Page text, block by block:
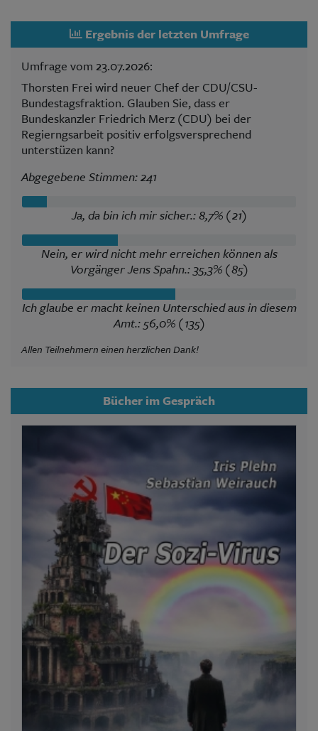
Ergebnis der letzten Umfrage
Umfrage vom 23.07.2026:
Thorsten Frei wird neuer Chef der CDU/CSU-
Bundestagsfraktion. Glauben Sie, dass er
Bundeskanzler Friedrich Merz (CDU) bei der
Regierngsarbeit positiv erfolgsversprechend
unterstüzen kann?
Abgegebene Stimmen: 241
Ja, da bin ich mir sicher.: 8,7% (21)
Nein, er wird nicht mehr erreichen können als
Vorgänger Jens Spahn.: 35,3% (85)
Ich glaube er macht keinen Unterschied aus in diesem
Amt.: 56,0% (135)
Allen Teilnehmern einen herzlichen Dank!
Bücher im Gespräch